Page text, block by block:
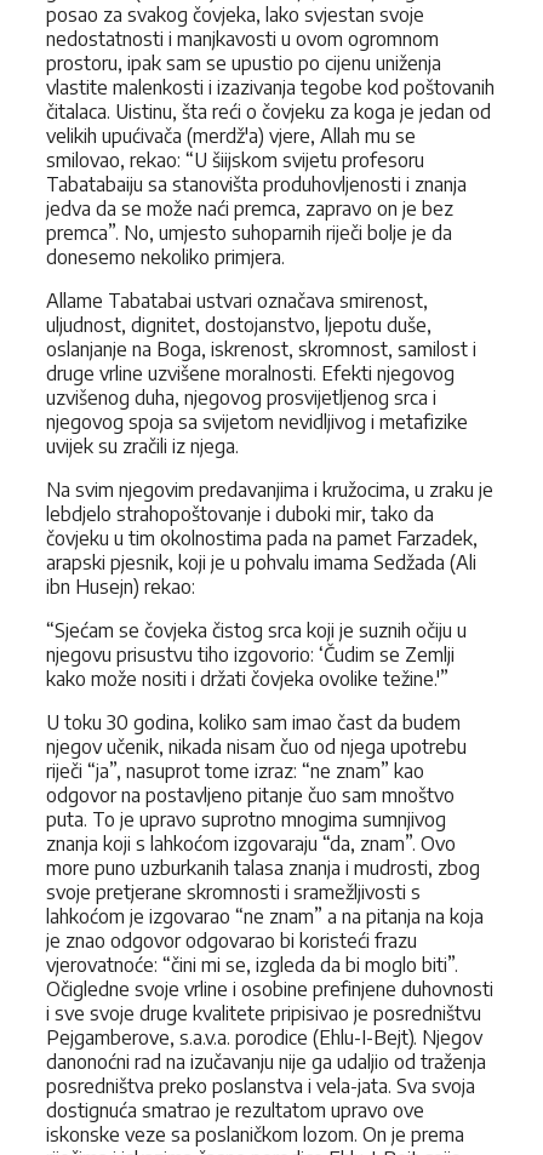
posao za svakog čovjeka, lako svjestan svoje
nedostatnosti i manjkavosti u ovom ogromnom
prostoru, ipak sam se upustio po cijenu uniženja
vlastite malenkosti i izazivanja tegobe kod poštovanih
čitalaca. Uistinu, šta reći o čovjeku za koga je jedan od
velikih upućivača (merdž'a) vjere, Allah mu se
smilovao, rekao: “U šiijskom svijetu profesoru
Tabatabaiju sa stanovišta produhovljenosti i znanja
jedva da se može naći premca, zapravo on je bez
premca”. No, umjesto suhoparnih riječi bolje je da
donesemo nekoliko primjera.
Allame Tabatabai ustvari označava smirenost,
uljudnost, dignitet, dosto­janstvo, ljepotu duše,
oslanjanje na Boga, iskrenost, skromnost, samilost i
druge vrline uzvišene moralnosti. Efekti njegovog
uzvišenog duha, nje­govog prosvijetljenog srca i
njegovog spoja sa svijetom nevidljivog i metafizike
uvijek su zračili iz njega.
Na svim njegovim predavanjima i kružocima, u zraku je
lebdjelo stra­hopoštovanje i duboki mir, tako da
čovjeku u tim okolnostima pada na pamet Farzadek,
arapski pjesnik, koji je u pohvalu imama Sedžada (Ali
ibn Husejn) rekao:
“Sjećam se čovjeka čistog srca koji je suznih očiju u
njegovu prisustvu tiho izgovorio: ‘Čudim se Zemlji
kako može nositi i držati čovjeka ovolike težine.'”
U toku 30 godina, koliko sam imao čast da budem
njegov učenik, nikada nisam čuo od njega upotrebu
riječi “ja”, nasuprot tome izraz: “ne znam” kao
odgovor na postavljeno pitanje čuo sam mnoštvo
puta. To je upravo suprot­no mnogima sumnjivog
znanja koji s lahkoćom izgovaraju “da, znam”. Ovo
more puno uzburkanih talasa znanja i mudrosti, zbog
svoje pretjerane skromnosti i sramežljivosti s
lahkoćom je izgovarao “ne znam” a na pitanja na koja
je znao odgovor odgovarao bi koristeći frazu
vjerovatnoće: “čini mi se, izgleda da bi moglo biti”.
Očigledne svoje vrline i osobine prefinjene duhovnosti
i sve svoje druge kvalitete pripisivao je posredništvu
Pejgamberove, s.a.v.a. porodice (Ehlu-I-Bejt). Njegov
danonoćni rad na izučavanju nije ga udaljio od traženja
posredništva preko poslanstva i vela-jata. Sva svoja
dostignuća smatrao je rezultatom upravo ove
iskonske veze sa poslaničkom lozom. On je prema